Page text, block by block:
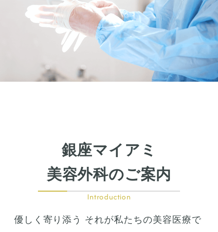
銀座マイアミ
美容外科のご案内
Introduction
優しく寄り添う それが私たちの美容医療で